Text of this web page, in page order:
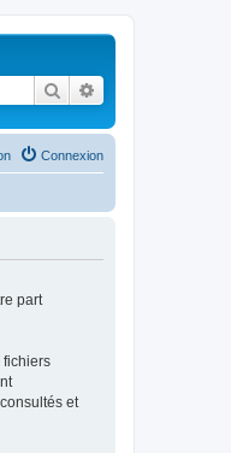
Rechercher
Connexion
part
fichiers
et